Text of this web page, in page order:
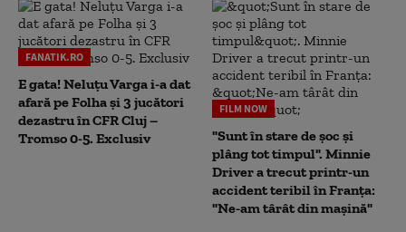
FANATIK.RO
E gata! Neluțu Varga i-a dat
afară pe Folha și 3 jucători
dezastru în CFR Cluj –
Tromso 0-5. Exclusiv
FILM NOW
"Sunt în stare de șoc și
plâng tot timpul". Minnie
Driver a trecut printr-un
accident teribil în Franța:
"Ne-am târât din mașină"